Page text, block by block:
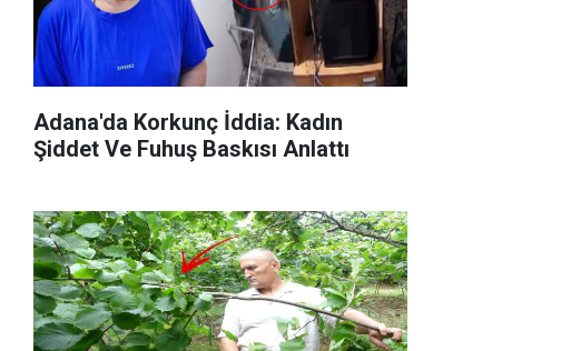
Adana'da Korkunç İddia: Kadın
Şiddet Ve Fuhuş Baskısı Anlattı